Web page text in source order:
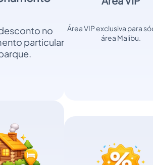
no
particular
Área VIP exclusiva para
área Malibu.